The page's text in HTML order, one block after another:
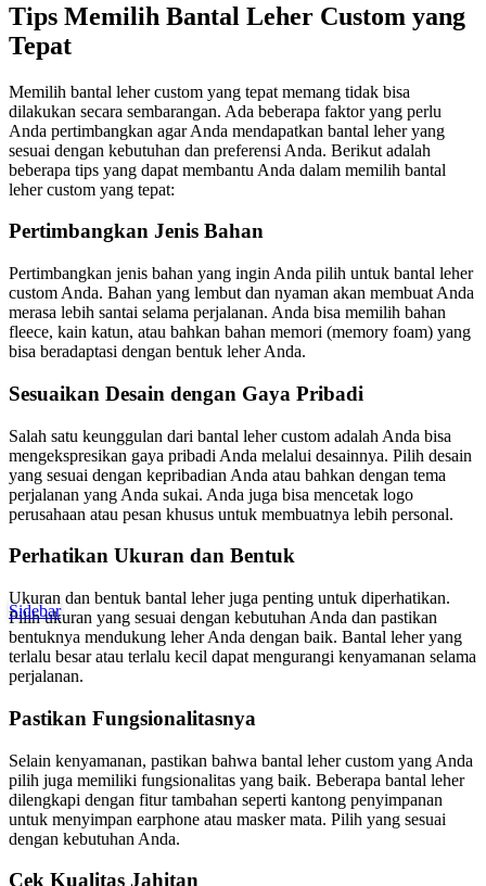
Tips Memilih Bantal Leher Custom yang
Tepat
Memilih bantal leher custom yang tepat memang tidak bisa
dilakukan secara sembarangan. Ada beberapa faktor yang perlu
Anda pertimbangkan agar Anda mendapatkan bantal leher yang
sesuai dengan kebutuhan dan preferensi Anda. Berikut adalah
beberapa tips yang dapat membantu Anda dalam memilih bantal
leher custom yang tepat:
Pertimbangkan Jenis Bahan
Pertimbangkan jenis bahan yang ingin Anda pilih untuk bantal leher
custom Anda. Bahan yang lembut dan nyaman akan membuat Anda
merasa lebih santai selama perjalanan. Anda bisa memilih bahan
fleece, kain katun, atau bahkan bahan memori (memory foam) yang
bisa beradaptasi dengan bentuk leher Anda.
Sesuaikan Desain dengan Gaya Pribadi
Salah satu keunggulan dari bantal leher custom adalah Anda bisa
mengekspresikan gaya pribadi Anda melalui desainnya. Pilih desain
yang sesuai dengan kepribadian Anda atau bahkan dengan tema
perjalanan yang Anda sukai. Anda juga bisa mencetak logo
perusahaan atau pesan khusus untuk membuatnya lebih personal.
Perhatikan Ukuran dan Bentuk
Ukuran dan bentuk bantal leher juga penting untuk diperhatikan.
Pilih ukuran yang sesuai dengan kebutuhan Anda dan pastikan
bentuknya mendukung leher Anda dengan baik. Bantal leher yang
terlalu besar atau terlalu kecil dapat mengurangi kenyamanan selama
perjalanan.
Pastikan Fungsionalitasnya
Selain kenyamanan, pastikan bahwa bantal leher custom yang Anda
pilih juga memiliki fungsionalitas yang baik. Beberapa bantal leher
dilengkapi dengan fitur tambahan seperti kantong penyimpanan
untuk menyimpan earphone atau masker mata. Pilih yang sesuai
dengan kebutuhan Anda.
Cek Kualitas Jahitan
Sidebar